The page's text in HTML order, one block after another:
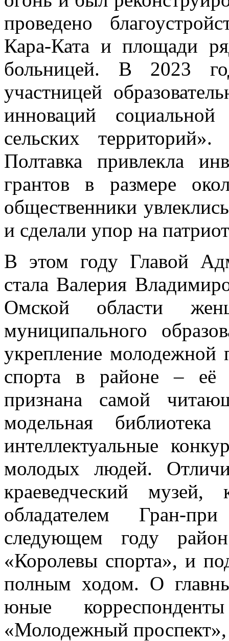
проведено
Кара-Ката и площади
больницей. В 2023
участницей
инноваций
сельских
Полтавка привлекла
грантов в размере
общественники
и сделали упор на
В этом году Главой
стала Валерия
Омской области
муниципального
укрепление молодежной
спорта в районе – её
признана самой
модельная
интеллектуальные
молодых людей.
краеведческий
обладателем Гран-
следующем году
«Королевы спорта», и
полным ходом. О
юные
«Молодежный проспект»,